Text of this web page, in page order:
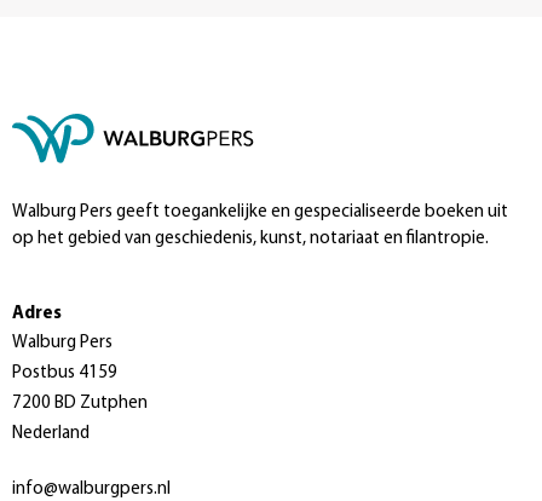
Walburg Pers geeft toegankelijke en gespecialiseerde boeken uit
op het gebied van geschiedenis, kunst, notariaat en filantropie.
Adres
Walburg Pers
Postbus 4159
7200 BD Zutphen
Nederland
info@walburgpers.nl